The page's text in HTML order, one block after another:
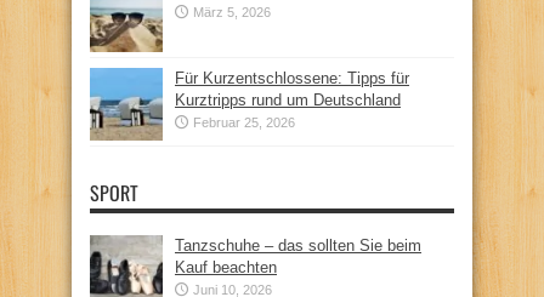
März 5, 2026
Für Kurzentschlossene: Tipps für
Kurztripps rund um Deutschland
Februar 25, 2026
SPORT
Tanzschuhe – das sollten Sie beim
Kauf beachten
Juni 10, 2026